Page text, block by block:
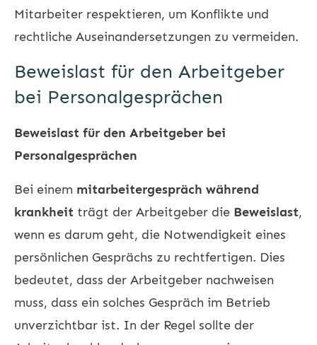
Mitarbeiter respektieren, um Konflikte und
rechtliche Auseinandersetzungen zu vermeiden.
Beweislast für den Arbeitgeber
bei Personalgesprächen
Beweislast für den Arbeitgeber bei
Personalgesprächen
Bei einem mitarbeitergespräch während
krankheit trägt der Arbeitgeber die Beweislast,
wenn es darum geht, die Notwendigkeit eines
persönlichen Gesprächs zu rechtfertigen. Dies
bedeutet, dass der Arbeitgeber nachweisen
muss, dass ein solches Gespräch im Betrieb
unverzichtbar ist. In der Regel sollte der